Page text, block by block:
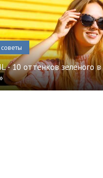
- 10 оттенков зеленого